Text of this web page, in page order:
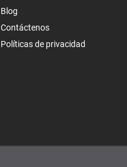
Blog
Contáctenos
Políticas de privacidad